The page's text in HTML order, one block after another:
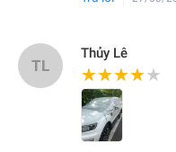
TL
Thủy Lê
★★★★★
★★★★★